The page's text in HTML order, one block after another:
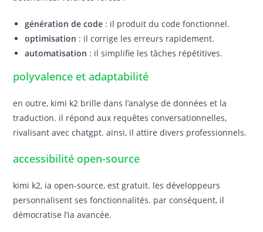
génération de code : il produit du code fonctionnel.
optimisation : il corrige les erreurs rapidement.
automatisation : il simplifie les tâches répétitives.
polyvalence et adaptabilité
en outre, kimi k2 brille dans l’analyse de données et la
traduction. il répond aux requêtes conversationnelles,
rivalisant avec chatgpt. ainsi, il attire divers professionnels.
accessibilité open-source
kimi k2, ia open-source, est gratuit. les développeurs
personnalisent ses fonctionnalités. par conséquent, il
démocratise l’ia avancée.